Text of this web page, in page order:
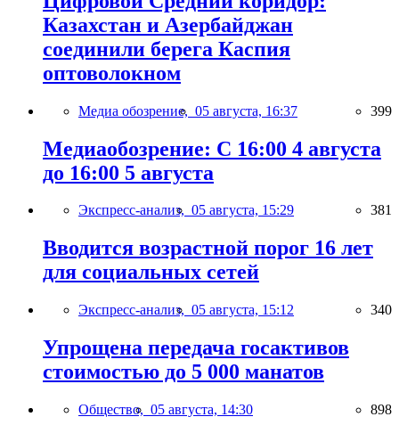
Казахстан и Азербайджан
соединили берега Каспия
оптоволокном
Медиа обозрение, 05 августа, 16:37 399
Медиаобозрение: С 16:00 4 августа
до 16:00 5 августа
Экспресс-анализ, 05 августа, 15:29 381
Вводится возрастной порог 16 лет
для социальных сетей
Экспресс-анализ, 05 августа, 15:12 340
Упрощена передача госактивов
стоимостью до 5 000 манатов
Общество, 05 августа, 14:30 898